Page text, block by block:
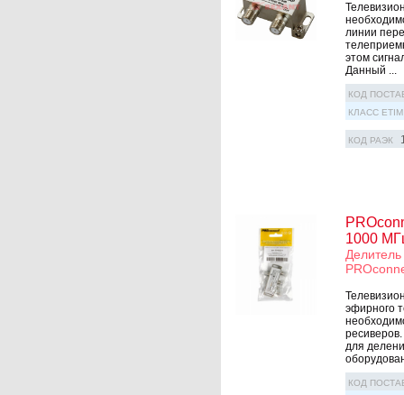
линии
этом
Данный ...
КОД
КЛАСС ETIM
КОД РАЭК
1000
эфирного
для
КОД